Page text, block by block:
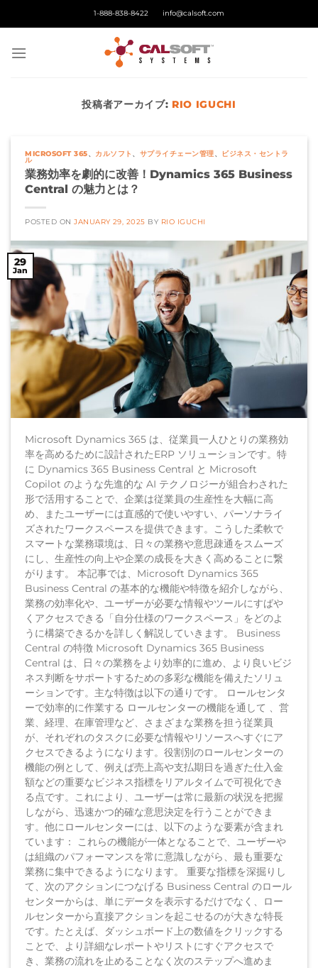
1-888-838-8422 info@calsoft.com
投稿者アーカイブ: RIO IGUCHI
MICROSOFT 365 カルソフト サプライチェーン管理
ビジネス・セントラ
ル
業務効率を劇的に改善！Dynamics 365 Business
Central の魅力とは？
POSTED ONJANUARY 29, 2025 BY RIO IGUCHI
29
Jan
Microsoft Dynamics 365 は、従業員一人ひとりの業務効
率を高めるために設計されたERP ソリューションです。特
に Dynamics 365 Business Central と Microsoft
Copilot のような先進的な AI テクノロジーが組合わされた
形で活用することで、企業は従業員の生産性を大幅に高
め、またユーザーには直感的で使いやすい、パーソナライ
ズされたワークスペースを提供できます。こうした柔軟で
スマートな業務環境は、日々の業務や意思疎通をスムーズ
にし、生産性の向上や企業の成長を大きく高めることに繋
がります。 本記事では、Microsoft Dynamics 365
Business Central の基本的な機能や特徴を紹介しながら、
業務の効率化や、ユーザーが必要な情報やツールにすばや
くアクセスできる「自分仕様のワークスペース」をどのよ
うに構築できるかを詳しく解説していきます。 Business
Central の特徴 Microsoft Dynamics 365 Business
Central は、日々の業務をより効率的に進め、より良いビジ
ネス判断をサポートするための多彩な機能を備えたソリュ
ーションです。主な特徴は以下の通りです。 ロールセンタ
ーで効率的に作業する ロールセンターの機能を通して 、営
業、経理、在庫管理など、さまざまな業務を担う従業員
が、それぞれのタスクに必要な情報やリソースへすぐにア
クセスできるようになります。役割別のロールセンターの
機能の例として、例えば売上高や支払期日を過ぎた仕入金
額などの重要なビジネス指標をリアルタイムで可視化でき
る点です。これにより、ユーザーは常に最新の状況を把握
しながら、迅速かつ的確な意思決定を行うことができま
す。他にロールセンターには、以下のような要素が含まれ
ています： これらの機能が一体となることで、ユーザーや
は組織のパフォーマンスを常に意識しながら、最も重要な
業務に集中できるようになります。 重要な指標を深掘りし
て、次のアクションにつなげる Business Central のロール
センターからは、単にデータを表示するだけでなく、ロー
ルセンターから直接アクションを起こせるのが大きな特長
です。たとえば、ダッシュボード上の数値をクリックする
ことで、より詳細なレポートやリストにすぐアクセスで
き、業務の流れを止めることなく次のステップへ進めま